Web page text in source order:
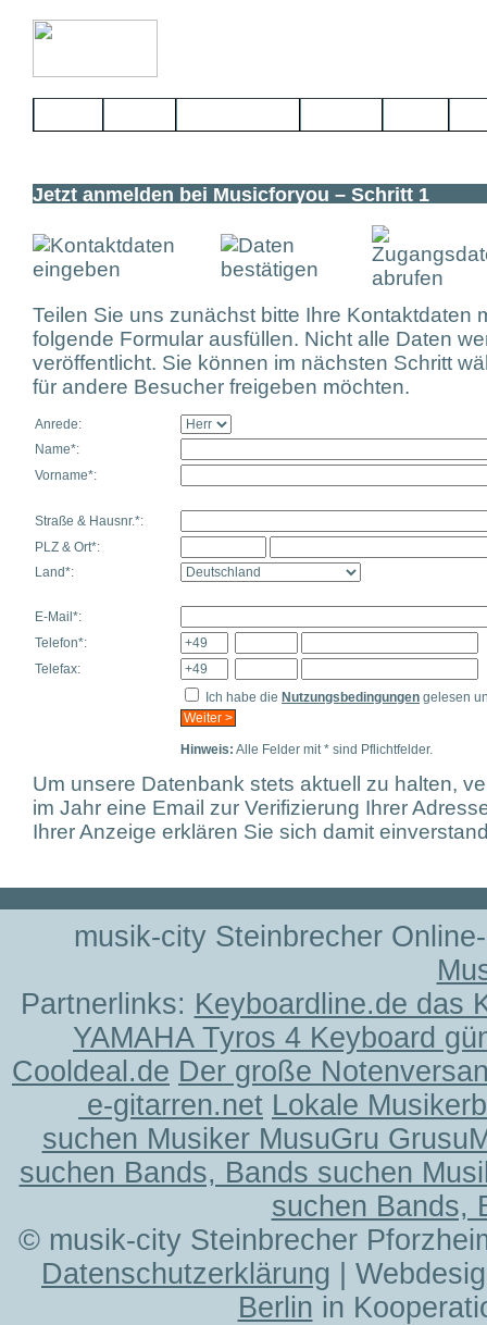
Jetzt anmelden bei Musicforyou – Schritt 1
Teilen Sie uns zunächst bitte Ihre Kontaktdaten
folgende Formular ausfüllen. Nicht alle Daten
veröffentlicht. Sie können im nächsten Schritt
für andere Besucher freigeben möchten.
Anrede:
Name*:
Vorname*:
Straße & Hausnr.*:
PLZ & Ort*:
Land*:
E-Mail*:
Telefon*:
Telefax:
Ich habe die Nutzungsbedingungen gelesen
Hinweis: Alle Felder mit * sind Pflichtfelder.
Um unsere Datenbank stets aktuell zu halten,
im Jahr eine Email zur Verifizierung Ihrer
Ihrer Anzeige erklären Sie sich damit
musik-city Steinbrecher
Partnerlinks: Keyboardline.de das
YAMAHA Tyros 4 Keyboard
Cooldeal.de Der große
e-gitarren.net Lokale
suchen Musiker MusuGru
suchen Bands, Bands suchen
suchen Bands,
© musik-city Steinbrecher
Datenschutzerklärung |
Berlin in